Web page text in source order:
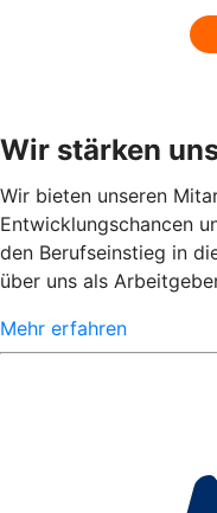
Wir stärken
Wir bieten unseren
Entwicklungschancen
den Berufseinstieg in
über uns als
Mehr erfahren